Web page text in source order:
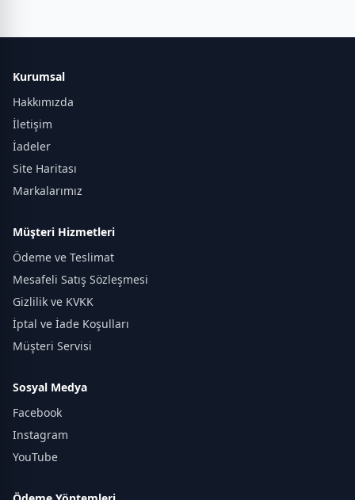
Kurumsal
Hakkımızda
İletişim
İadeler
Site Haritası
Markalarımız
Müşteri Hizmetleri
Ödeme ve Teslimat
Mesafeli Satış Sözleşmesi
Gizlilik ve KVKK
İptal ve İade Koşulları
Müşteri Servisi
Sosyal Medya
Facebook
Instagram
YouTube